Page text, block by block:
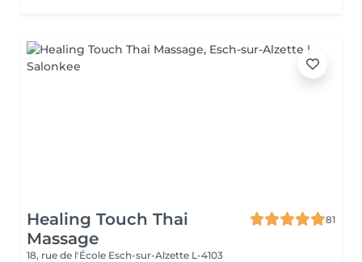
Healing Touch Thai
Massage
81
18, rue de l'École Esch-sur-Alzette L-4103